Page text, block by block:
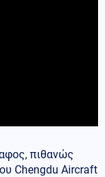
πιθανώς
Chengdu Aircraft